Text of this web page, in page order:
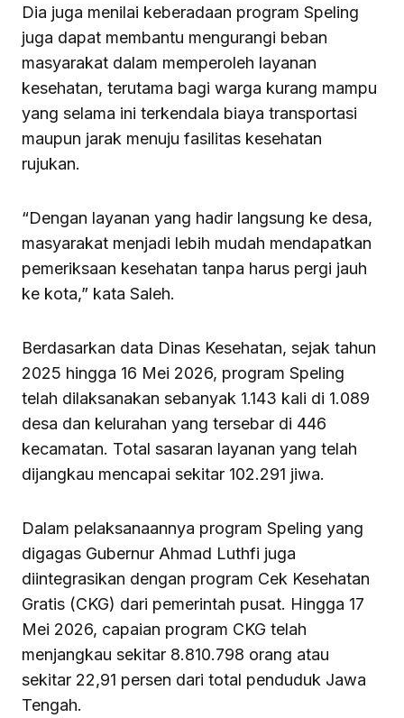
Dia juga menilai keberadaan program Speling
juga dapat membantu mengurangi beban
masyarakat dalam memperoleh layanan
kesehatan, terutama bagi warga kurang mampu
yang selama ini terkendala biaya transportasi
maupun jarak menuju fasilitas kesehatan
rujukan.
“Dengan layanan yang hadir langsung ke desa,
masyarakat menjadi lebih mudah mendapatkan
pemeriksaan kesehatan tanpa harus pergi jauh
ke kota,” kata Saleh.
Berdasarkan data Dinas Kesehatan, sejak tahun
2025 hingga 16 Mei 2026, program Speling
telah dilaksanakan sebanyak 1.143 kali di 1.089
desa dan kelurahan yang tersebar di 446
kecamatan. Total sasaran layanan yang telah
dijangkau mencapai sekitar 102.291 jiwa.
Dalam pelaksanaannya program Speling yang
digagas Gubernur Ahmad Luthfi juga
diintegrasikan dengan program Cek Kesehatan
Gratis (CKG) dari pemerintah pusat. Hingga 17
Mei 2026, capaian program CKG telah
menjangkau sekitar 8.810.798 orang atau
sekitar 22,91 persen dari total penduduk Jawa
Tengah.